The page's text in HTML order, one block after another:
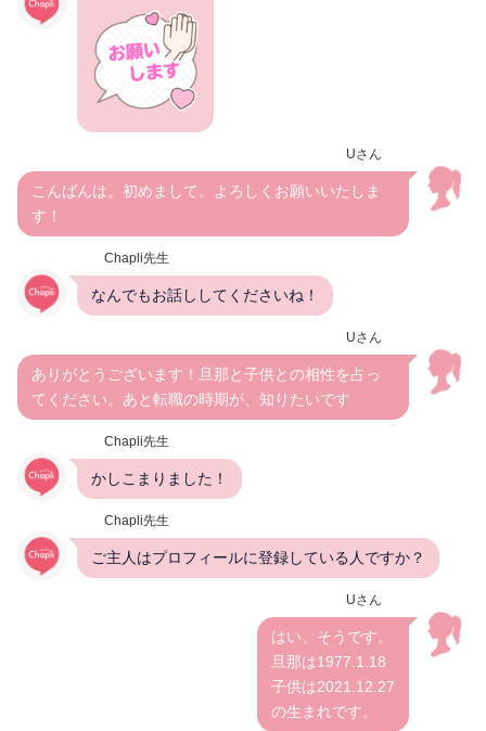
Uさん
こんばんは。初めまして。よろしくお願いいたしま
す！
Chapli先生
なんでもお話ししてくださいね！
Uさん
ありがとうございます！旦那と子供との相性を占っ
てください。あと転職の時期が、知りたいです
Chapli先生
かしこまりました！
Chapli先生
ご主人はプロフィールに登録している人ですか？
Uさん
はい、そうです。
旦那は1977.1.18
子供は2021.12.27
の生まれです。